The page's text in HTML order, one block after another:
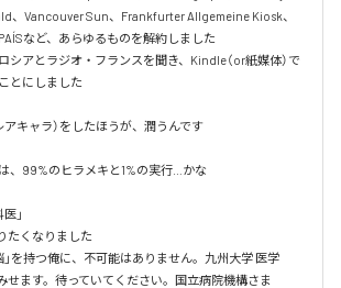
、Vancouver Sun、Frankfurter Allgemeine Kiosk、
など、あらゆるものを解約しました
シアとラジオ・フランスを聞き、Kindle（or紙媒体）で
とにしました
キャラ）をしたほうが、潤うんです
、99%のヒラメキと1%の実行…かな
」
たくなりました
」を持つ俺に、不可能はありません。九州大学 医学
せます。待っていてください。国立病院機構さま